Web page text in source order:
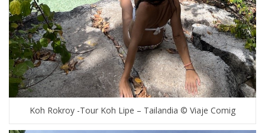
Koh Rokroy -Tour Koh Lipe – Tailandia © Viaje Comig